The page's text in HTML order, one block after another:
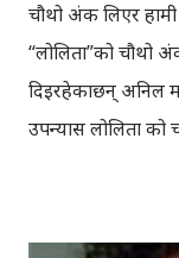
चौथो अंक लिएर
“लोलिता”को चौथो
दिइरहेकाछन् अनिल
उपन्यास लोलिता
उपन्यास हो । एउटा